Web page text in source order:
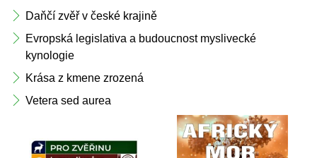
Daňčí zvěř v české krajině
Evropská legislativa a budoucnost myslivecké
kynologie
Krása z kmene zrozená
Vetera sed aurea